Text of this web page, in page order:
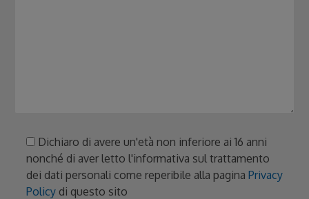
Dichiaro di avere un'età non inferiore ai 16 anni
nonché di aver letto l'informativa sul trattamento
dei dati personali come reperibile alla paginaPrivacy
Policy di questo sito